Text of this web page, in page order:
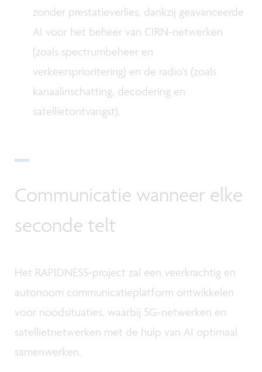
zonder prestatieverlies, dankzij geavanceerde
AI voor het beheer van CIRN-netwerken
(zoals spectrumbeheer en
verkeersprioritering) en de radio’s (zoals
kanaalinschatting, decodering en
satellietontvangst).
Communicatie wanneer elke
seconde telt
Het RAPIDNESS-project zal een veerkrachtig en
autonoom communicatieplatform ontwikkelen
voor noodsituaties, waarbij 5G-netwerken en
satellietnetwerken met de hulp van AI optimaal
samenwerken.